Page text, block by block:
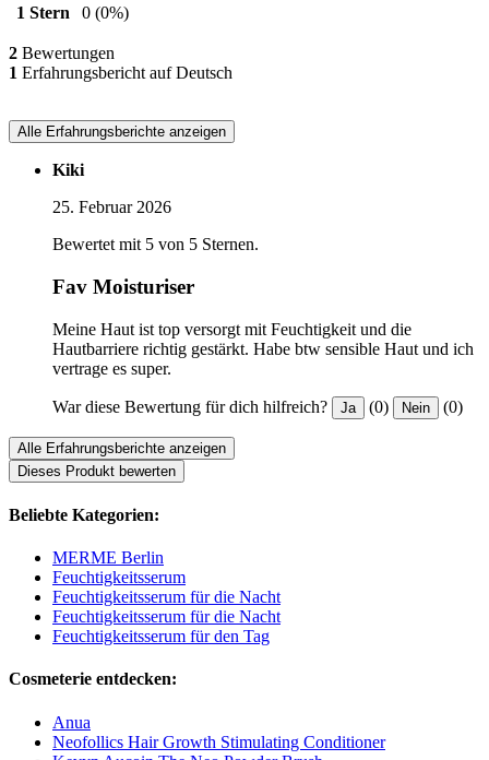
1 Stern
0 (0%)
2 Bewertungen
1 Erfahrungsbericht auf Deutsch
Alle Erfahrungsberichte anzeigen
Kiki
25. Februar 2026
Bewertet mit 5 von 5 Sternen.
Fav Moisturiser
Meine Haut ist top versorgt mit Feuchtigkeit und die
Hautbarriere richtig gestärkt. Habe btw sensible Haut und ich
vertrage es super.
War diese Bewertung für dich hilfreich? Ja (0) Nein (0)
Alle Erfahrungsberichte anzeigen
Dieses Produkt bewerten
Beliebte Kategorien:
MERME Berlin
Feuchtigkeitsserum
Feuchtigkeitsserum für die Nacht
Feuchtigkeitsserum für die Nacht
Feuchtigkeitsserum für den Tag
Cosmeterie entdecken:
Anua
Neofollics Hair Growth Stimulating Conditioner